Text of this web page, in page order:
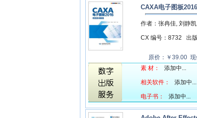
CAXA电子图板
作者：张冉佳, 刘静
CX 编号：8732 出
原价：￥39.00 现
素 材：
添加中...
相关软件： 添加中...
电子书： 添加中...